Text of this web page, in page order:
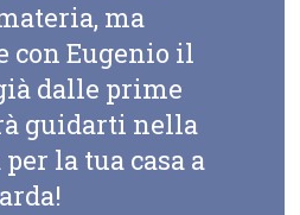
ma
con Eugenio il
dalle prime
guidarti nella
la tua casa a